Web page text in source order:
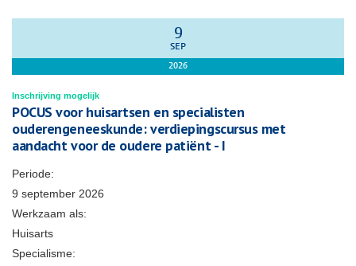
9
SEP
2026
Inschrijving mogelijk
POCUS voor huisartsen en specialisten
ouderengeneeskunde: verdiepingscursus met
aandacht voor de oudere patiënt - I
Periode:
9 september 2026
Werkzaam als:
Huisarts
Specialisme: